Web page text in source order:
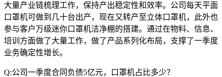
大量产业链梳理工作，保持产出稳定性和效率。公司每天平面
口罩机可做到几十台出产，现在又转产至立体口罩机，此外也
参与客户万级迷你口罩机洁净棚的搭建。通过在物料、信息、
培训方面做了大量工作，做了产品系列化布局，支撑了一季度
业务确定性增长。
Q:公司一季度合同负债5亿元，口罩机占比多少？